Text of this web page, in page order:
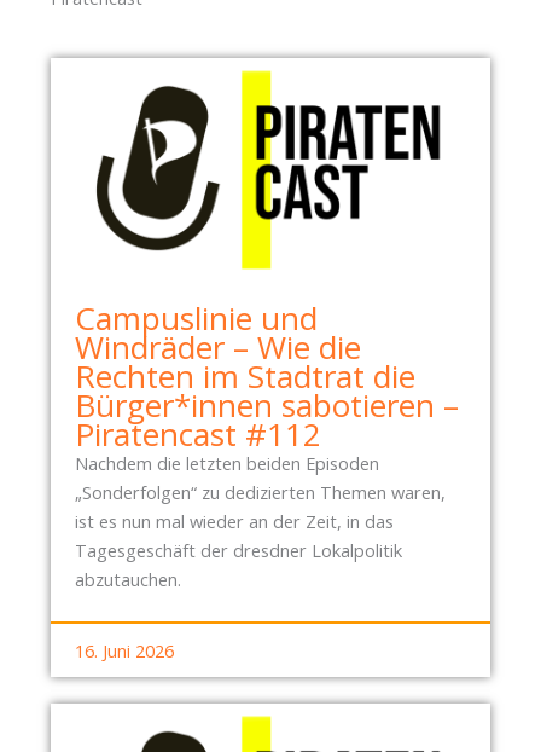
Campuslinie und
Windräder – Wie die
Rechten im Stadtrat die
Bürger*innen sabotieren –
Piratencast #112
Nachdem die letzten beiden Episoden
„Sonderfolgen“ zu dedizierten Themen waren,
ist es nun mal wieder an der Zeit, in das
Tagesgeschäft der dresdner Lokalpolitik
abzutauchen.
16. Juni 2026